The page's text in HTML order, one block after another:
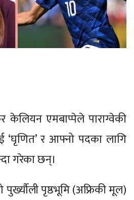
केलियन एमबाप्पेले पाराग्वेकी
र आफ्नो पदका लागि
गरेका छन्।
पृष्ठभूमि (अफ्रिकी मूल)